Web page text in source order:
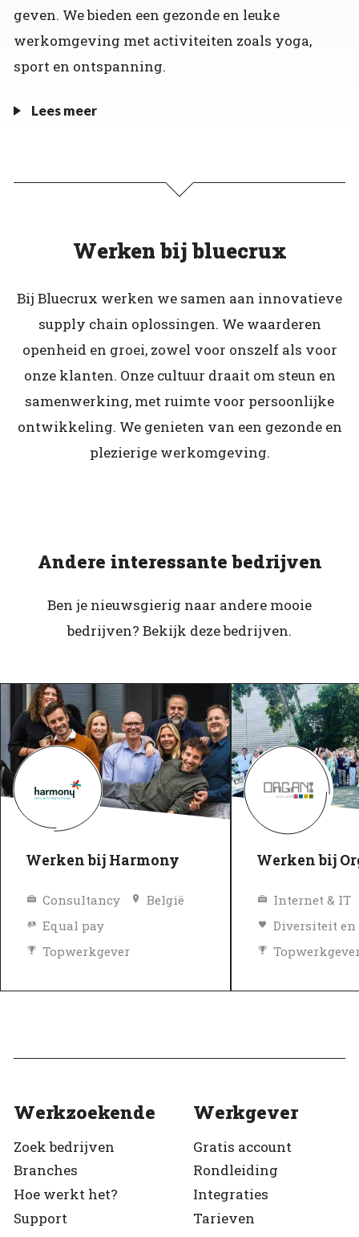
geven. We bieden een gezonde en leuke
werkomgeving met activiteiten zoals yoga,
sport en ontspanning.
Lees meer
Werken bij bluecrux
Bij Bluecrux werken we samen aan innovatieve
supply chain oplossingen. We waarderen
openheid en groei, zowel voor onszelf als voor
onze klanten. Onze cultuur draait om steun en
samenwerking, met ruimte voor persoonlijke
ontwikkeling. We genieten van een gezonde en
plezierige werkomgeving.
Andere interessante bedrijven
Ben je nieuwsgierig naar andere mooie
bedrijven? Bekijk deze bedrijven.
Werken bij Harmony
Consultancy
België
Equal pay
Topwerkgever
Werken bij
Internet & IT
Werkzoekende
Zoek bedrijven
Branches
Hoe werkt het?
Support
Werkgever
Gratis account
Rondleiding
Integraties
Tarieven